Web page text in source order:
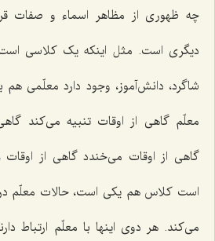
چه ظهوری از مظاهر اسماء و صفات
دیگری است. مثل اینکه یک کلاسی
شاگرد، دانش‌آموز، وجود دارد معلّمی
معلّم گاهی از اوقات تنبیه می‌کند
گاهی از اوقات می‌خندد گاهی از
است کلاس هم یکی است، حالات معلّم در
می‌کند. هر دوی اینها با معلّم ارتباط